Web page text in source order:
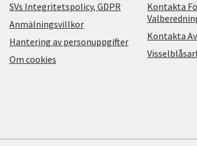
SVs Integritetspolicy, GDPR
Anmälningsvillkor
Hantering av personuppgifter
Om cookies
Kontakta
Kontakta